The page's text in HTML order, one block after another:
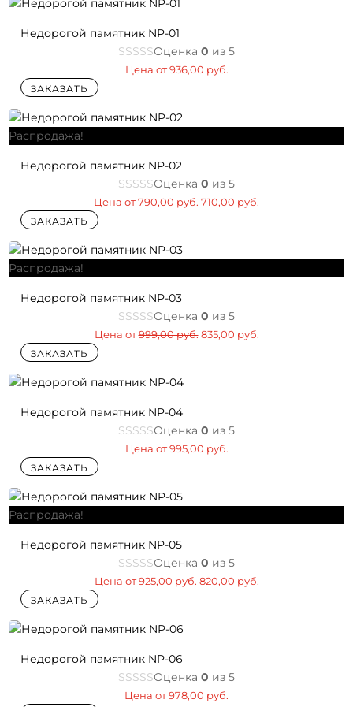
Недорогой памятник NP-01
Оценка 0 из 5
Цена от936,00 руб.
ЗАКАЗАТЬ
Распродажа!
Недорогой памятник NP-02
Оценка 0 из 5
Цена от790,00руб.Первоначальная
710,00 руб.
ЗАКАЗАТЬ
Распродажа!
Недорогой памятник NP-03
Оценка 0 из 5
Цена от999,00руб. Первоначальная
835,00 руб.
ЗАКАЗАТЬ
Недорогой памятник NP-04
Оценка 0 из 5
Цена от995,00 руб.
ЗАКАЗАТЬ
Распродажа!
Недорогой памятник NP-05
Оценка 0 из 5
Цена от925,00руб. Первоначальная
820,00 руб.
ЗАКАЗАТЬ
Недорогой памятник NP-06
Оценка 0 из 5
Цена от978,00 руб.